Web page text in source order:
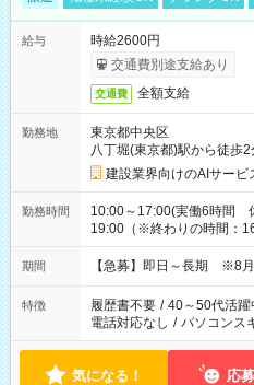
給与
時給2600円
交通費別途支給あり
交通費 全額支給
勤務地
東京都中央区
八丁堀(東京都)駅から徒歩2
建設業界向けのAIサービ
勤務時間
10:00～17:00(実働6時間
19:00（※終わりの時間：
期間 【急募】即日～長期 ※8月
特徴 履歴書不要 / 40～50代活躍
電話対応なし / パソコンス
気になる！ 応